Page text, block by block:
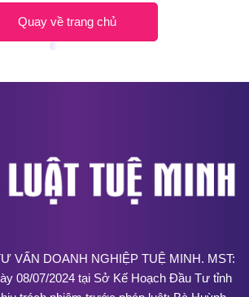
Quay về trang chủ
VẤN DOANH NGHIỆP TUỆ MINH. MST:
08/07/2024 tại Sở Kế Hoạch Đầu Tư tỉnh